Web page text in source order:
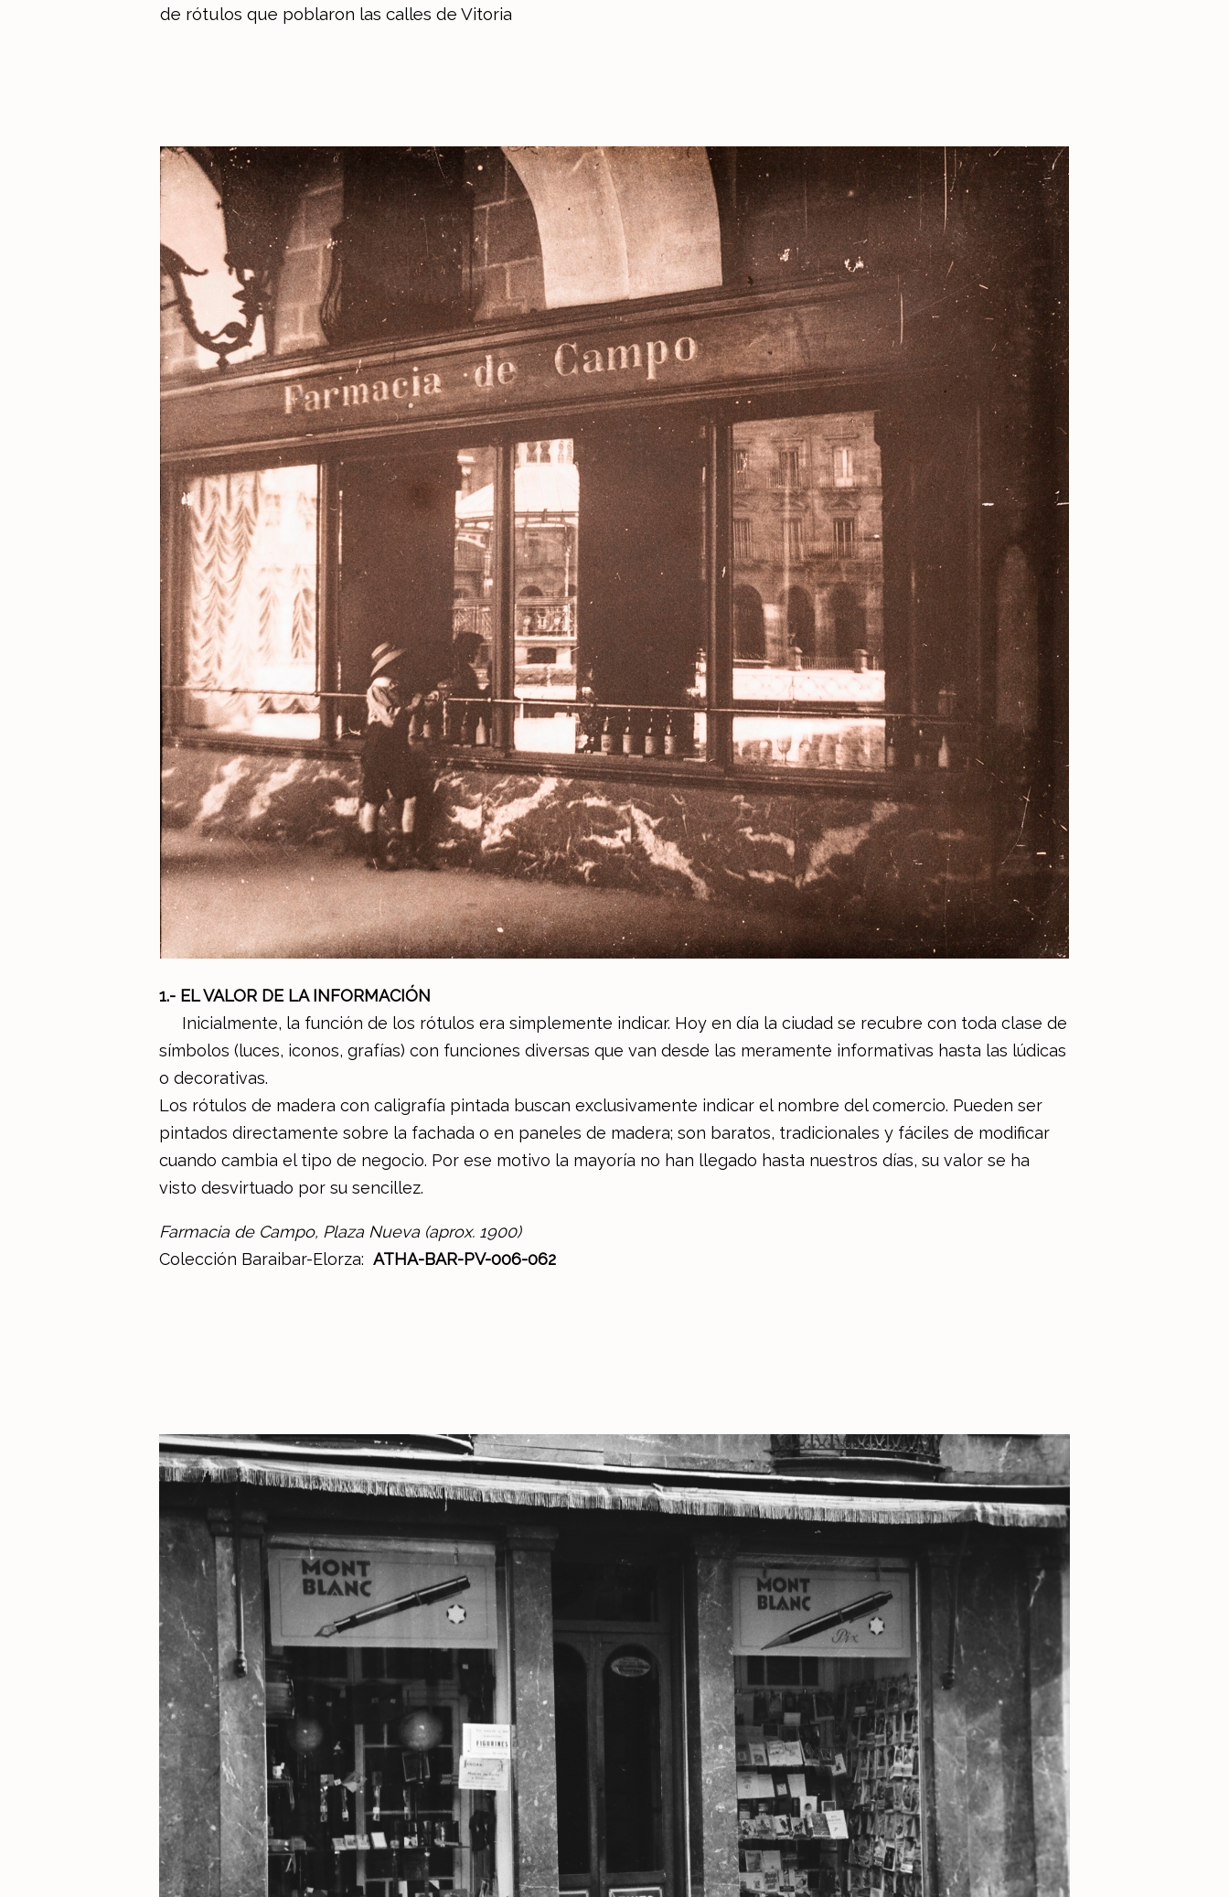
de rótulos que poblaron las calles de Vitoria
1.- EL VALOR DE LA INFORMACIÓN
Inicialmente, la función de los rótulos era simplemente indicar. Hoy en día la ciudad se recubre con toda clase de
símbolos (luces, iconos, grafías) con funciones diversas que van desde las meramente informativas hasta las lúdicas
o decorativas.
Los rótulos de madera con caligrafía pintada buscan exclusivamente indicar el nombre del comercio. Pueden ser
pintados directamente sobre la fachada o en paneles de madera; son baratos, tradicionales y fáciles de modificar
cuando cambia el tipo de negocio. Por ese motivo la mayoría no han llegado hasta nuestros días, su valor se ha
visto desvirtuado por su sencillez.
Farmacia de Campo, Plaza Nueva (aprox. 1900)
Colección Baraibar-Elorza:ATHA-BAR-PV-006-062